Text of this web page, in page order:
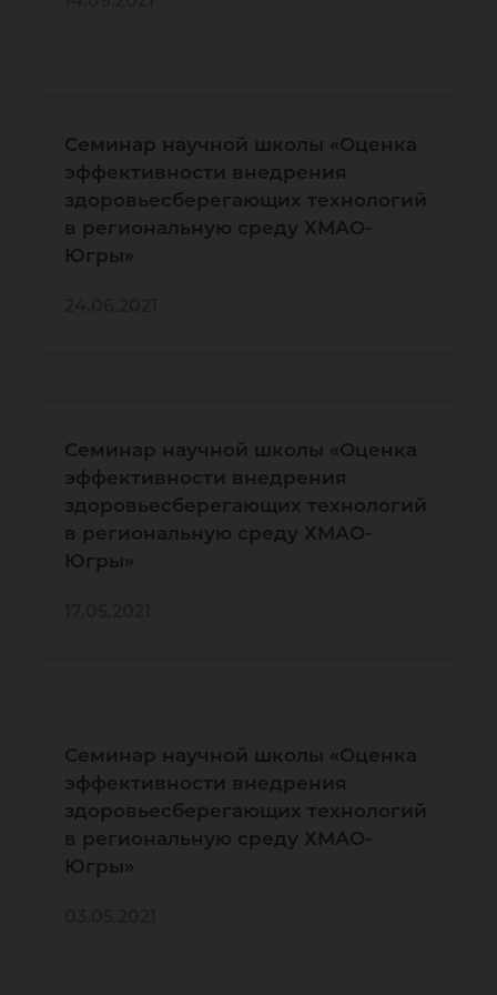
Семинар научной школы «Оценка
эффективности внедрения
здоровьесберегающих технологий
в региональную среду ХМАО-
Югры»
Семинар научной школы «Оценка
эффективности внедрения
здоровьесберегающих технологий
в региональную среду ХМАО-
Югры»
Семинар научной школы «Оценка
эффективности внедрения
здоровьесберегающих технологий
в региональную среду ХМАО-
Югры»